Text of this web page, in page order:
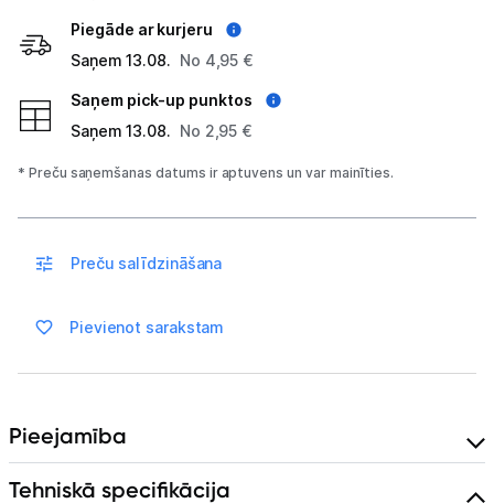
Vēlmju saraksts
Blogs
Tehnikas izvešana
Uzņēmumiem
Kontakti
Piegāde ar kurjeru
Saņem 13.08. No 4,95 €
Saņem pick-up punktos
Saņem 13.08. No 2,95 €
* Preču saņemšanas datums ir aptuvens un var mainīties.
Preču salīdzināšana
Pievienot sarakstam
Pieejamība
Tehniskā specifikācija